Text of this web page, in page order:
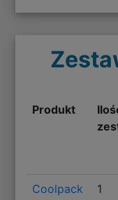
Produkt
Coolpack
1